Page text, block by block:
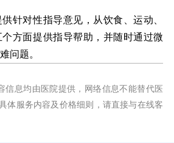
针对性指导意见，从饮食、运动、
方面提供指导帮助，并随时通过微
问题。
信息均由医院提供，网络信息不能替代医
体服务内容及价格细则，请直接与在线客